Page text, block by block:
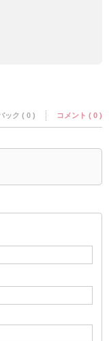
ック ( 0 ) コメント ( 0 )